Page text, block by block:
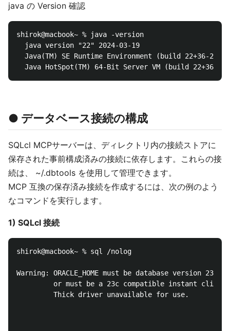
java の Version 確認
shirok@macbook~ % java -version
  java version "22" 2024-03-19
  Java(TM) SE Runtime Environment (build 22+36-2370)
● データベース接続の構成
SQLcl MCPサーバーは、ディレクトリ内の接続ストアに
保存された事前構成済みの接続に依存します。これらの接
続は、 ~/.dbtools を使用して管理できます。
MCP 互換の保存済み接続を作成するには、次の例のよう
なコマンドを実行します。
1) SQLcl 接続
shirok@macbook~ % sql /nolog
Warning: ORACLE_HOME must be database version 23
         or must be a 23c compatible instant client
         Thick driver unavailable for use.